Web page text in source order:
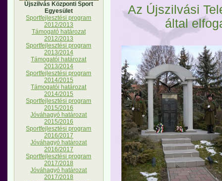
Újszilvás Központi Sport
Egyesület
Sportfejlesztési program
2012/2013
Támogató határozat
2012/2013
Sportfejlesztési program
2013/2014
Támogatói határozat
2013/2014
Sportfejlesztési program
2014/2015
Támogatói határozat
2014/2015
Sportfejlesztési program
2015/2016
Jóváhagyó határozat
2015/2016
Sportfejlesztési program
2016/2017
Jóváhagyó határozat
2016/2017
Sportfejlesztési program
2017/2018
Jóváhagyó határozat
2017/2018
Az Újszilvási
által